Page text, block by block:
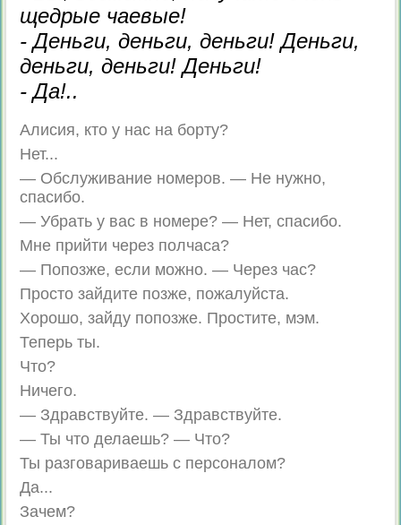
щедрые чаевые!
- Деньги, деньги, деньги! Деньги,
деньги, деньги! Деньги!
- Да!..
Алисия, кто у нас на борту?
Нет...
— Обслуживание номеров. — Не нужно,
спасибо.
— Убрать у вас в номере? — Нет, спасибо.
Мне прийти через полчаса?
— Попозже, если можно. — Через час?
Просто зайдите позже, пожалуйста.
Хорошо, зайду попозже. Простите, мэм.
Теперь ты.
Что?
Ничего.
— Здравствуйте. — Здравствуйте.
— Ты что делаешь? — Что?
Ты разговариваешь с персоналом?
Да...
Зачем?